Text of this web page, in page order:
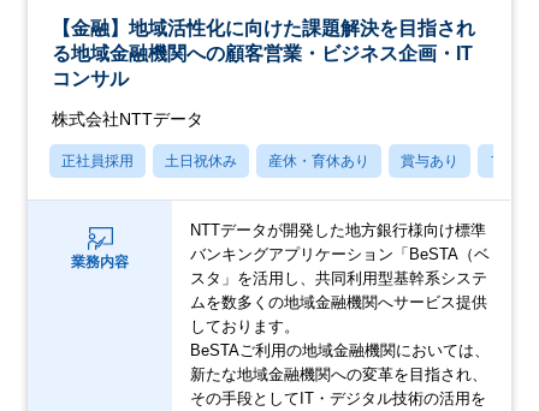
【金融】地域活性化に向けた課題解決を目指され
る地域金融機関への顧客営業・ビジネス企画・IT
コンサル
株式会社NTTデータ
正社員採用 土日祝休み 産休・育休あり 賞与あり フレッ
業務内容
NTTデータが開発した地方銀行様向け標準
バンキングアプリケーション「BeSTA（ベ
スタ」を活用し、共同利用型基幹系システ
ムを数多くの地域金融機関へサービス提供
しております。
BeSTAご利用の地域金融機関においては、
新たな地域金融機関への変革を目指され、
その手段としてIT・デジタル技術の活用を